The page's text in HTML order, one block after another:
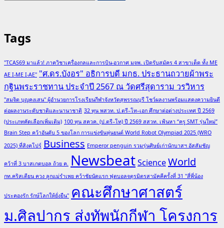
ก้าว
ขึ้น
สู่
ชื่อ
เสียง
ระดับ
โลก
ฮิปโป
แคระ
และ
เรียน
Tags
"TCAS69 มาแล้ว! ภาควิชาเครื่องกลและการบิน-อวกาศ มจพ. เปิดรับสมัคร 4 สาขาเด็ด ทั้ง ME
AE I-ME I-AE" "ศ.ดร.บังอร" อธิการบดี มกธ. ประธานถวายผ้าพระ
กฐินพระราชทาน ประจำปี 2567 ณ วัดศรีสุดาราม วรวิหาร
"สมจิต บุญคงเสน" ผู้อำนวยการโรงเรียนกีฬาจังหวัดสุพรรณบุรี โชว์ผลงานพร้อมแสดงความยินดี
ต่อผลงานระดับชาติและนานาชาติ 32 ทุน พสวท. ป.ตรี–โท–เอก ศึกษาต่อต่างประเทศ ปี 2569
(ประเภทคัดเลือกเพิ่มเติม) 100 ทุน สควค. (ป.ตรี–โท) ปี 2569 สสวท. เฟ้นหา “ครู SMT รุ่นใหม่”
Brain Step คว้าอันดับ 5 ของโลก การแข่งขันหุ่นยนต์ World Robot Olympiad 2025 (WRO
2025) ที่สิงคโปร์ Business Emperor penguin รวมรุ่นศิษย์เก่านักบาสฯ อัสสัมชัญ
คว้าที่ 3 บาสเกตบอล ถ้วย ค. NewsbeatScienceWorld
กท.คริสเตียน ควง ลูกแม่รำเพย คว้าชัยนัดแรก ฟุตบอลจตุรมิตรสามัคคีครั้งที่ 31 "สี่พี่น้อง
ประคองรัก รักษ์โลกให้ยั่งยืน" คณะศึกษาศาสตร์
ม.ศิลปากร ส่งทัพนักกีฬา โครงการ